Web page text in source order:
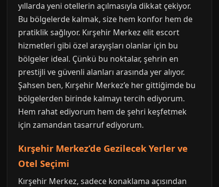
yıllarda yeni otellerin açılmasıyla dikkat çekiyor.
Bu bölgelerde kalmak, size hem konfor hem de
pratiklik sağlıyor. Kırşehir Merkez elit escort
hizmetleri gibi özel arayışları olanlar için bu
bölgeler ideal. Çünkü bu noktalar, şehrin en
prestijli ve güvenli alanları arasında yer alıyor.
Şahsen ben, Kırşehir Merkez’e her gittiğimde bu
bölgelerden birinde kalmayı tercih ediyorum.
Hem rahat ediyorum hem de şehri keşfetmek
için zamandan tasarruf ediyorum.
Kırşehir Merkez’de Gezilecek Yerler ve
Otel Seçimi
Kırşehir Merkez, sadece konaklama açısından